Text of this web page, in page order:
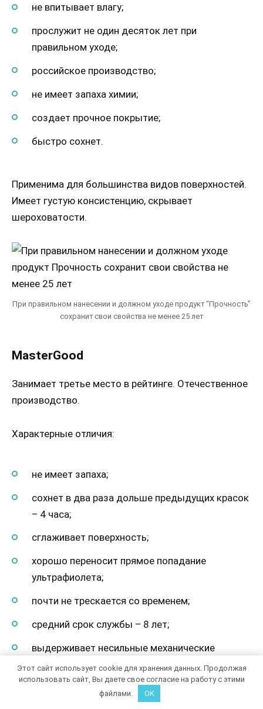
не впитывает влагу;
прослужит не один десяток лет при
правильном уходе;
российское производство;
не имеет запаха химии;
создает прочное покрытие;
быстро сохнет.
Применима для большинства видов поверхностей.
Имеет густую консистенцию, скрывает
шероховатости.
При правильном нанесении и должном уходе продукт “Прочность”
сохранит свои свойства не менее 25 лет
MasterGood
Занимает третье место в рейтинге. Отечественное
производство.
Характерные отличия:
не имеет запаха;
сохнет в два раза дольше предыдущих красок
– 4 часа;
сглаживает поверхность;
хорошо переносит прямое попадание
ультрафиолета;
почти не трескается со временем;
средний срок службы – 8 лет;
выдерживает несильные механические
повреждения.
Этот сайт использует cookie для хранения данных. Продолжая
использовать сайт, Вы даете свое согласие на работу с этими
файлами.
OK